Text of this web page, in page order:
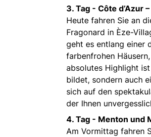
3. Tag - Côte d’Azur
Heute fahren Sie an
Fragonard in Èze-
geht es entlang einer
farbenfrohen
absolutes Highlight ist
bildet, sondern auch
sich auf den
der Ihnen
4. Tag - Menton und
Am Vormittag fahren